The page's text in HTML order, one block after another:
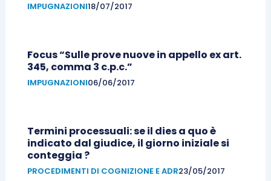
IMPUGNAZIONI18/07/2017
Focus “Sulle prove nuove in appello ex art.
345, comma 3 c.p.c.”
IMPUGNAZIONI06/06/2017
Termini processuali: se il dies a quo è
indicato dal giudice, il giorno iniziale si
conteggia ?
PROCEDIMENTI DI COGNIZIONE E ADR23/05/2017